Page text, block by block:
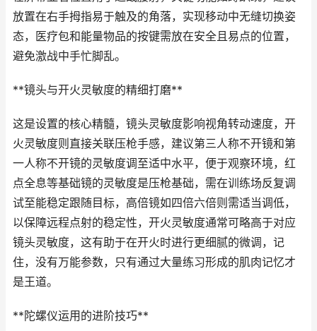
放置在右手拇指易于触及的角落，实现移动中无缝切换姿
态，医疗包和能量物品的按键需放在安全且易点的位置，
避免激战中手忙脚乱。
**镜头与开火灵敏度的精细打磨**
这是设置的核心精髓，镜头灵敏度影响视角转动速度，开
火灵敏度则直接关联压枪手感，建议第三人称不开镜和第
一人称不开镜的灵敏度调至适中水平，便于观察环境，红
点全息等基础镜的灵敏度是压枪基础，需在训练场反复调
试至能稳定跟随目标，高倍镜如四倍六倍则需适当调低，
以保障远程点射的稳定性，开火灵敏度通常可略高于对应
镜头灵敏度，这有助于在开火时进行更细腻的微调，记
住，没有万能参数，只有通过大量练习形成的肌肉记忆才
是王道。
**陀螺仪运用的进阶技巧**